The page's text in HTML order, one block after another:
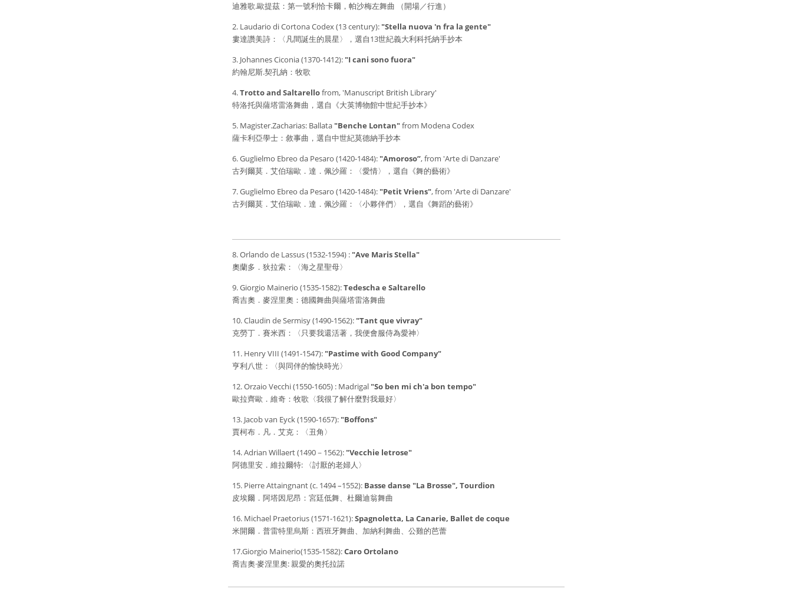
迪雅歌.歐提茲：第一號利恰卡爾，帕沙梅左舞曲 （開場／行進）
2. Laudario di Cortona Codex (13 century): "Stella nuova 'n fra la gente"
婁達讚美詩：〈凡間誕生的晨星〉，選自13世紀義大利科托納手抄本
3. Johannes Ciconia (1370-1412):"I cani sono fuora"
約翰尼斯.契孔納：牧歌
4.Trotto and Saltarellofrom, 'Manuscript British Library′
特洛托與薩塔雷洛舞曲，選自《大英博物館中世紀手抄本》
5. Magister.Zacharias: Ballata "Benche Lontan"from Modena Codex
薩卡利亞學士：敘事曲，選自中世紀莫德納手抄本
6. Guglielmo Ebreo da Pesaro (1420-1484): "Amoroso”, from 'Arte di Danzare'
古列爾莫．艾伯瑞歐．達．佩沙羅：〈愛情〉，選自《舞的藝術》
7. Guglielmo Ebreo da Pesaro (1420-1484):"Petit Vriens",from 'Arte di Danzare'
古列爾莫．艾伯瑞歐．達．佩沙羅：〈小夥伴們〉，選自《舞蹈的藝術》
8. Orlando de Lassus (1532-1594) : "Ave Maris Stella"
奧蘭多．狄拉索：〈海之星聖母〉
9. Giorgio Mainerio (1535-1582):Tedescha e Saltarello
喬吉奧．麥涅里奧：德國舞曲與薩塔雷洛舞曲
10. Claudin de Sermisy (1490-1562):"Tant que vivray"
克勞丁．賽米西：〈只要我還活著，我便會服侍為愛神〉
11. Henry VIII (1491-1547): "Pastime with Good Company"
亨利八世：〈與同伴的愉快時光〉
12. Orzaio Vecchi (1550-1605) : Madrigal "So ben mi ch'a bon tempo"
歐拉齊歐．維奇：牧歌〈我很了解什麼對我最好〉
13. Jacob van Eyck (1590-1657):"Boffons"
賈柯布．凡．艾克：〈丑角〉
14. Adrian Willaert (1490－1562): "Vecchie letrose"
阿德里安．維拉爾特: 〈討厭的老婦人〉
15. Pierre Attaingnant (c. 1494 –1552): Basse danse "La Brosse", Tourdion
皮埃爾．阿塔因尼昂：宮廷低舞、杜爾迪翁舞曲
16. Michael Praetorius (1571-1621):Spagnoletta, La Canarie, Ballet de coque
米開爾．普雷特里烏斯：西班牙舞曲、加納利舞曲、公雞的芭蕾
17.Giorgio Mainerio(1535-1582):Caro Ortolano
喬吉奧·麥涅里奧: 親愛的奧托拉諾